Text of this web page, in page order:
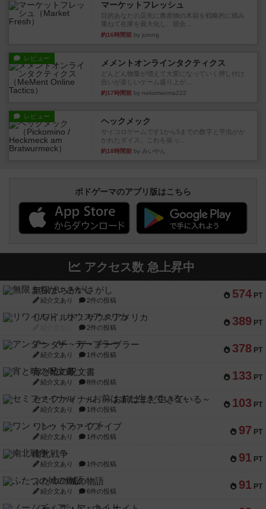
マーケットフレッシュ
目的あなたの店先に農産物の木箱を戦略的に積み
重ねて在庫を最大化し、競合...
約16時間前 by jurong
レビュー メメントオンラインタクティクス
どんどん物量が増えて大変になっていく押し付け
合いが楽しいゲーム盛り上が...
約17時間前 by nekomanma222
レビュー ヘックメック
サイコロゲームです1から5までの数字と芋虫がか
かれたダイス。これを振っ...
約18時間前 by みいやん
ボドゲーマのアプリ版はこちら
アクセス数 急上昇中
574 PT
無限まちがいさがし
紹介文あり 2件の投稿
389 PT
リワイルド：サウスアメリカ
2件の投稿
378 PT
アンダー・ザ・テーブラー
紹介文あり 1件の投稿
133 PT
宵と暁の呪文書
紹介文あり 8件の投稿
103 PT
セミファイナル ～お前はまだ生きている～
紹介文あり 1件の投稿
97 PT
ワン・トゥ・ファイブ
紹介文あり 1件の投稿
91 PT
南北戦争
紹介文あり 1件の投稿
91 PT
ふたつの城の物語
紹介文あり 6件の投稿